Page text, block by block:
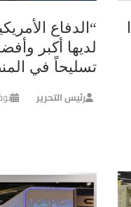
“الدفاع
لديها أكبر
تسليحاً في
رئيس التحرير